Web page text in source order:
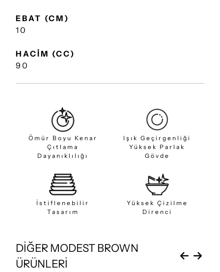
EBAT (CM)
10
HACİM (CC)
90
Ömür Boyu Kenar
Çıtlama
Dayanıklılığı
Işık Geçirgenliği
Yüksek Parlak
Gövde
İstiflenebilir
Tasarım
Yüksek Çizilme
Direnci
DİĞER MODEST BROWN
ÜRÜNLERİ